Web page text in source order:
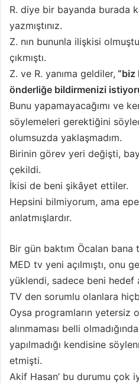
R. diye bir bayanda burada
yazmıştınız.
Z. nın bununla ilişkisi
çıkmıştı.
Z. ve R. yanıma geldiler, “biz
önderliğe bildirmenizi
Bunu yapamayacağımı ve
söylemeleri gerektiğini
olumsuzda yaklaşmadım.
Birinin görev yeri değişti,
çekildi.
İkisi de beni şikâyet ettiler.
Hepsini bilmiyorum, ama
anlatmışlardır.
Bir gün baktım Öcalan bana
MED tv yeni açılmıştı, onu
yüklendi, sadece beni hedef
TV den sorumlu olanlara
Oysa programların yetersiz
alınmaması belli
yapılmadığı kendisine
etmişti.
Akif Hasan’ bu durumu çok